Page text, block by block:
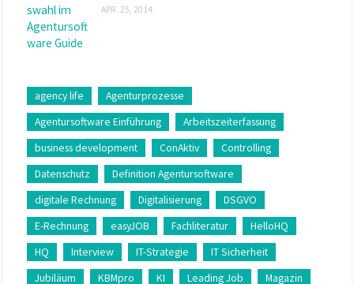
APR. 25, 2014
agency life
Agenturprozesse
Agentursoftware Einführung
Arbeitszeiterfassung
business development
ConAktiv
Controlling
Datenschutz
Definition Agentursoftware
digitale Rechnung
Digitalisierung
DSGVO
E-Rechnung
easyJOB Fachliteratur
HelloHQ
HQ
Interview IT-Strategie
IT Sicherheit
Jubiläum
KBMpro KI Leading Job
Magazin